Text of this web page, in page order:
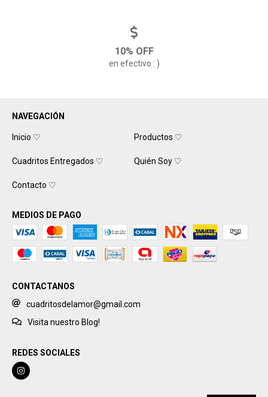
10% OFF
en efectivo : )
NAVEGACIÓN
Inicio ♡ Productos ♡
Cuadritos Entregados ♡ Quién Soy ♡
Contacto ♡
MEDIOS DE PAGO
CONTACTANOS
cuadritosdelamor@gmail.com
Visita nuestro Blog!
REDES SOCIALES